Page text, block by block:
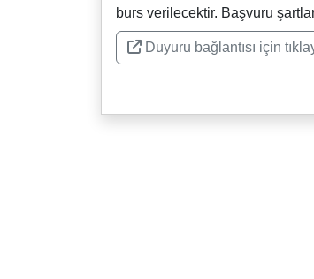
burs verilecektir. Başvuru
Duyuru bağlantısı için